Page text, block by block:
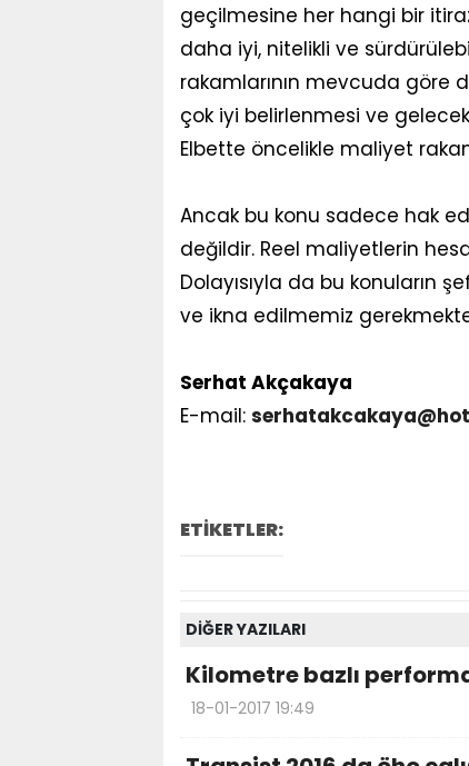
geçilmesine her hangi bir
daha iyi, nitelikli ve
rakamlarının mevcuda göre
çok iyi belirlenmesi ve
Elbette öncelikle maliyet
Ancak bu konu sadece hak
değildir. Reel maliyetlerin
Dolayısıyla da bu konuların
ve ikna edilmemiz
Serhat Akçakaya
E-mail:
ETİKETLER:
DİĞER YAZILARI
Kilometre bazlı
18-01-2017 19:49